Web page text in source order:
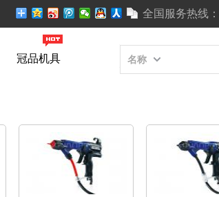
全国服务热线：
冠品机具 名称